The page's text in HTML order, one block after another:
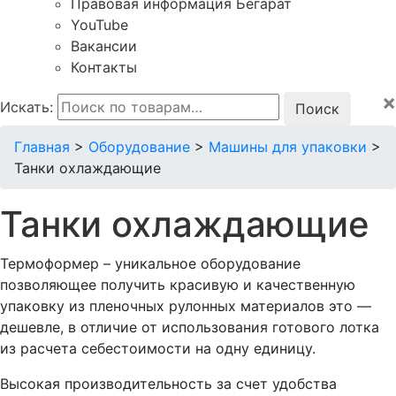
YouTube
Вакансии
Контакты
Искать: ×
Главная > Оборудование > Машины для упаковки >
Танки охлаждающие
Танки охлаждающие
Термоформер – уникальное оборудование
позволяющее получить красивую и качественную
упаковку из пленочных рулонных материалов это —
дешевле, в отличие от использования готового лотка
из расчета себестоимости на одну единицу.
Высокая производительность за счет удобства